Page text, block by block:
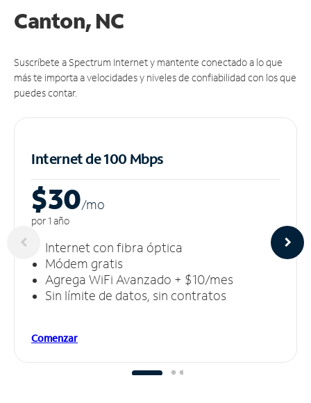
Canton, NC
Suscríbete a Spectrum Internet y mantente conectado a lo que
más te importa a velocidades y niveles de confiabilidad con los que
puedes contar.
Internet de 100 Mbps
$30/mo
por 1 año
Internet con fibra óptica
Módem gratis
Agrega WiFi Avanzado + $10/mes
Sin límite de datos, sin contratos
Comenzar